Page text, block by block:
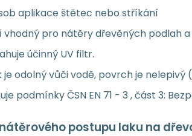
aplikace štětec nebo stříkání
vhodný pro nátěry dřevěných podlah a
účinný UV filtr.
je odolný vůči vodě, povrch je nelepivý
podmínky ČSN EN 71 - 3 , část 3:
postupu laku na